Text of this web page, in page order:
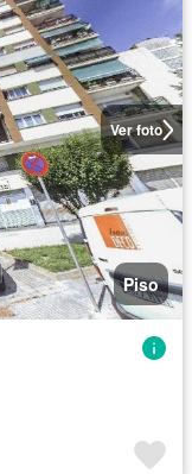
Ver foto
Piso